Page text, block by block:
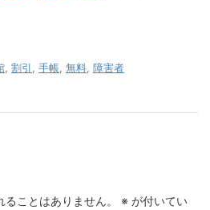
割引 手帳 無料 障害者
ことはありません。 ※ が付いてい